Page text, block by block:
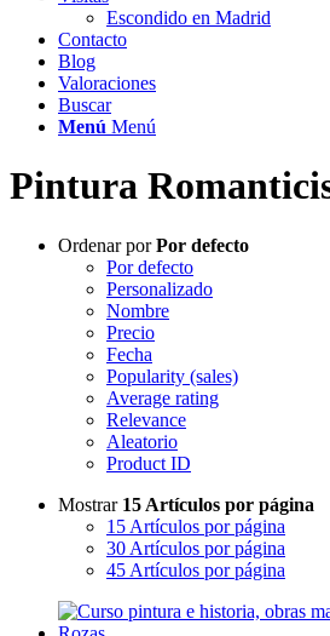
Escondido en Madrid
Contacto
Blog
Valoraciones
Buscar
Menú Menú
Pintura
Ordenar porPor defecto
Por defecto
Personalizado
Nombre
Precio
Fecha
Popularity (sales)
Average rating
Relevance
Aleatorio
Product ID
Mostrar 15 Artículos por página
15 Artículos por página
30 Artículos por página
45 Artículos por página